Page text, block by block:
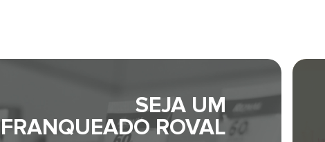
SEJA UM
FRANQUEADO ROVAL